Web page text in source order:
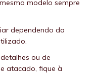
modelo sempre
dependendo da
ou de
atacado, fique à